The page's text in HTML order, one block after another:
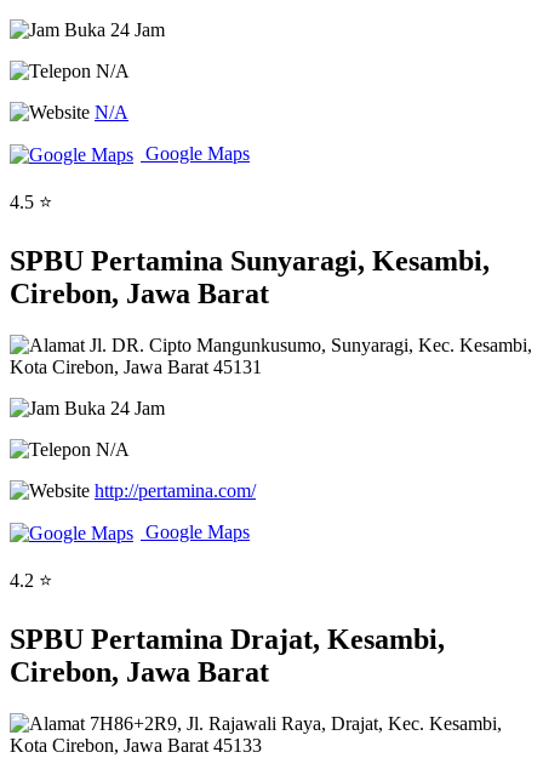
Buka 24 Jam
N/A
N/A
Google Maps
4.5 ⭐
SPBU Pertamina Sunyaragi, Kesambi,
Cirebon, Jawa Barat
Jl. DR. Cipto Mangunkusumo, Sunyaragi, Kec. Kesambi,
Kota Cirebon, Jawa Barat 45131
Buka 24 Jam
N/A
http://pertamina.com/
Google Maps
4.2 ⭐
SPBU Pertamina Drajat, Kesambi,
Cirebon, Jawa Barat
7H86+2R9, Jl. Rajawali Raya, Drajat, Kec. Kesambi,
Kota Cirebon, Jawa Barat 45133